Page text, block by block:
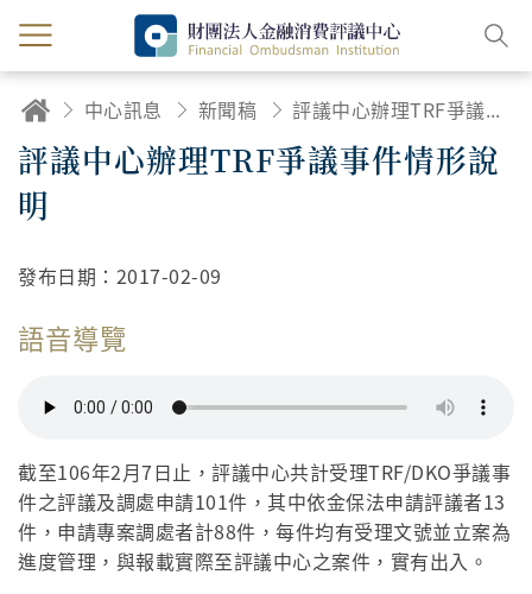
中心訊息 新聞稿 評議中心辦理TRF爭議事件情形說明
評議中心辦理TRF爭議事件情形說
明
發布日期： 2017-02-09
語音導覽
截至106年2月7日止，評議中心共計受理TRF/DKO爭議事
件之評議及調處申請101件，其中依金保法申請評議者13
件，申請專案調處者計88件，每件均有受理文號並立案為
進度管理，與報載實際至評議中心之案件，實有出入。